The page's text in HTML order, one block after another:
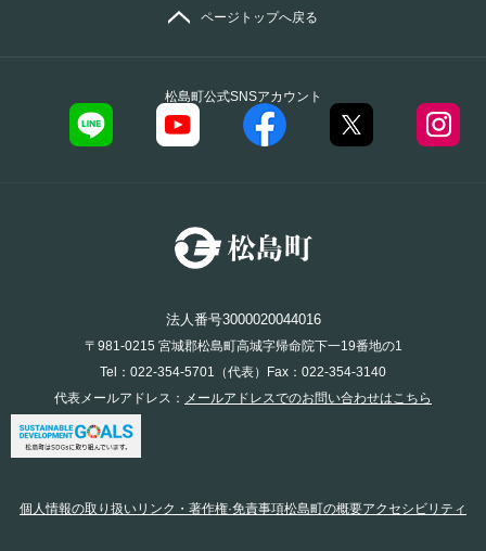
松島町公式SNSアカウント
ページトップへ戻る
法人番号3000020044016
〒981-0215 宮城郡松島町高城字帰命院下一19番地の1
Tel：022-354-5701（代表）Fax：022-354-3140
代表メールアドレス： メールアドレスでのお問い合わせはこちら
個人情報の取り扱いリンク・著作権·免責事項松島町の概要アクセシビリティ